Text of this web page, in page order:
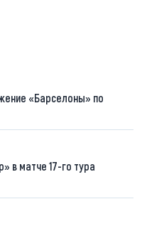
«Барселоны» по
в матче 17-го тура